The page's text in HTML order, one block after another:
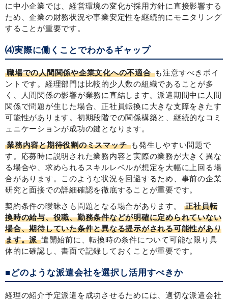
に中小企業では、経営環境の変化が採用方針に直接影響する
ため、企業の財務状況や事業安定性を継続的にモニタリング
することが重要です。
⑷実際に働くことでわかるギャップ
職場での人間関係や企業文化への不適合 も注意すべきポイ
ントです。経理部門は比較的少人数の組織であることが多
く、人間関係の影響が業務に直結します。派遣期間中に人間
関係で問題が生じた場合、正社員転換に大きな支障をきたす
可能性があります。初期段階での関係構築と、継続的なコミ
ュニケーションが成功の鍵となります。
業務内容と期待役割のミスマッチ も発生しやすい問題で
す。応募時に説明された業務内容と実際の業務が大きく異な
る場合や、求められるスキルレベルが想定を大幅に上回る場
合があります。このような状況を回避するため、事前の企業
研究と面接での詳細確認を徹底することが重要です。
契約条件の曖昧さも問題となる場合があります。正社員転
換時の給与、役職、勤務条件などが明確に定められていない
場合、期待していた条件と異なる提示がされる可能性があり
ます。派遣開始前に、転換時の条件について可能な限り具
体的に確認し、書面で記録しておくことが重要です。
■どのような派遣会社を選択し活用すべきか
経理の紹介予定派遣を成功させるためには、適切な派遣会社